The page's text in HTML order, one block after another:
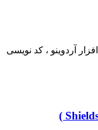
آردوینو ، کد نویسی